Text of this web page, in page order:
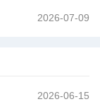
2026-07-09
2026-06-15